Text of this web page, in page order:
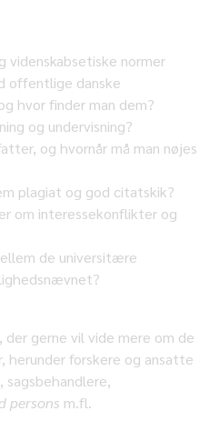
videnskabsetiske normer
offentlige danske
hvor finder man dem?
og undervisning?
og hvornår må man nøjes
plagiat og god citatskik?
om interessekonflikter og
de universitære
gerne vil vide mere om de
herunder forskere og ansatte
sagsbehandlere,
persons m.fl.